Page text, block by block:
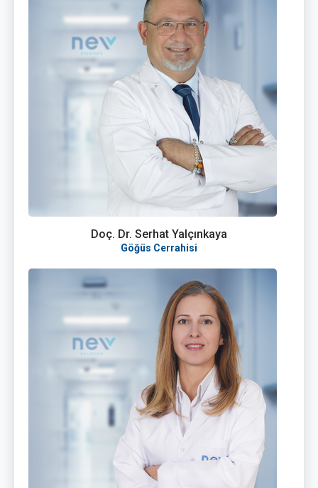
Doç. Dr. Serhat Yalçınkaya
Göğüs Cerrahisi